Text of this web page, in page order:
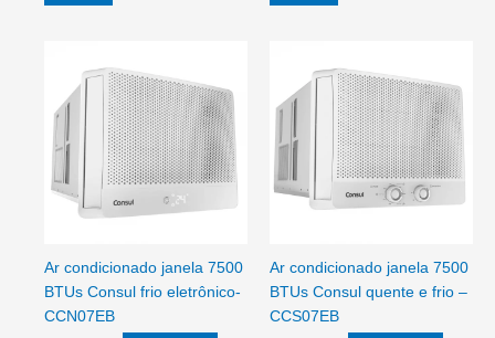
Ar condicionado janela 7500
BTUs Consul frio eletrônico-
CCN07EB
Ar condicionado janela 7500
BTUs Consul quente e frio –
CCS07EB